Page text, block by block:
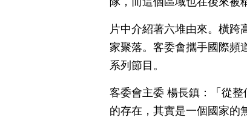
片中介紹著六堆由來。橫跨
家聚落。客委會攜手國際頻
系列節目。
客委會主委 楊長鎮：「從
的存在，其實是一個國家的